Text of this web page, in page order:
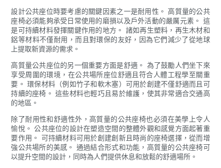
設計公共座位時要考慮的關鍵因素之一是耐用性。 高質量的公共
座椅必須能夠承受日常使用的磨損以及戶外活動的嚴厲元素。 這
是可持續材料發揮關鍵作用的地方。 諸如再生塑料，再生木材和
鋁等材料不僅耐用，而且對環保的友好，因為它們減少了從地球
上提取新資源的需求。
高質量公共座位的另一個重要方面是舒適。 為了鼓勵人們坐下來
享受周圍的環境，在公共場所座位舒適且符合人體工程學至關重
要。 環保材料（例如竹子和軟木塞）可用於創建不僅舒適而且可
持續的座椅。 這些材料也輕巧且易於維護，使其非常適合交通高
的地區。
除了耐用性和舒適性外，高質量的公共座椅也必須在美學上令人
愉悅。 公共座位的設計在塑造空間的整體外觀和感覺方面起著重
要作用。 可持續材料可用於創建創新且時尚的座椅選擇，從而增
強公共場所的美感。 通過結合形式和功能，高質量的公共座椅可
以提升空間的設計，同時為人們提供休息和放鬆的舒適場所。